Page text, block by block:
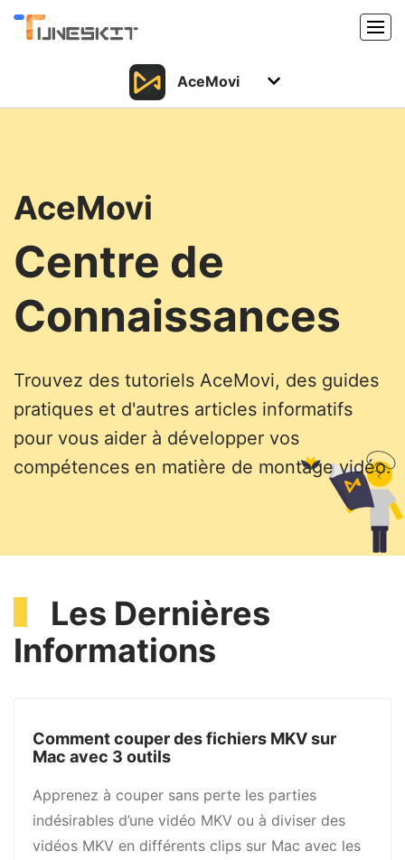
Produits
Centre de téléchargement
AceMovi
Ressources
Télécharger
AceMovi
Centre de
Connaissances
Trouvez des tutoriels AceMovi, des guides
pratiques et d'autres articles informatifs
pour vous aider à développer vos
compétences en matière de montage vidéo.
Les Dernières
Informations
Comment couper des fichiers MKV sur
Mac avec 3 outils
Apprenez à couper sans perte les parties
indésirables d’une vidéo MKV ou à diviser des
vidéos MKV en différents clips sur Mac avec les